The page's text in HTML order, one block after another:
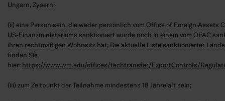
Ungarn, Zypern;
(ii) eine Person sein, die weder persönlich vom Office of Foreign Assets
US-Finanzministeriums sanktioniert wurde noch in einem vom OFAC
ihren rechtmäßigen Wohnsitz hat; Die aktuelle Liste sanktionierter
finden Sie
hier: https://www.wm.edu/offices/techtransfer/ExportControls/
(iii) zum Zeitpunkt der Teilnahme mindestens 18 Jahre alt sein;